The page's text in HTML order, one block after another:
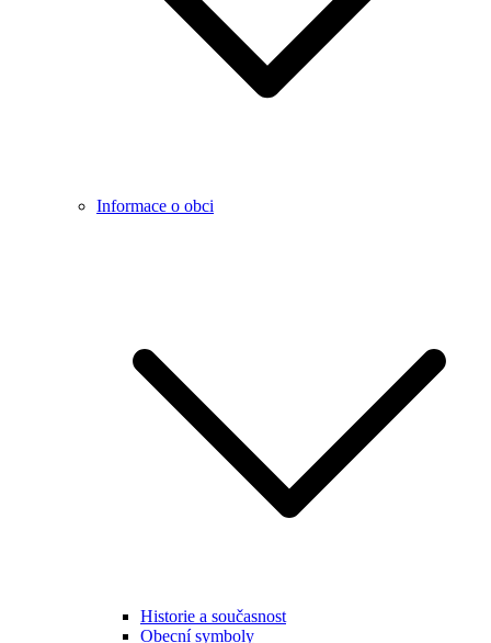
Informace o obci
Historie a současnost
Obecní symboly